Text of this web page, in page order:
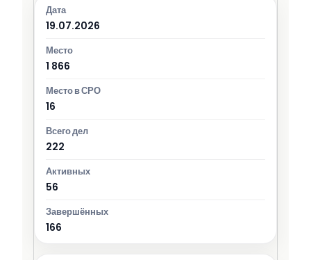
19.07.2026
1 866
16
222
56
166